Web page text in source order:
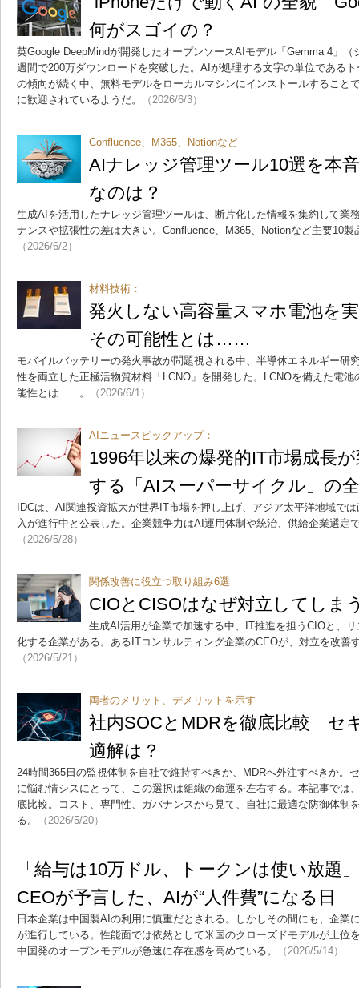
何がスゴイの？
英Google DeepMindが開発したオープンソースAIモデル「Gemma 4」
週間で200万ダウンロードを突破した。AIが処理する文字の単位である
の傾向が続く中、無料モデルをローカルマシンにインストールすること
に歓迎されているようだ。
（2026/6/3）
Confluence、M365、Notionなど
AIナレッジ管理ツール10選を本
なのは？
生成AIを活用したナレッジ管理ツールは、断片化した情報を集約して業
ナンスや拡張性の差は大きい。Confluence、M365、Notionなど主要10
（2026/6/2）
材料技術：
発火しない高容量スマホ電池を
その可能性とは……
モバイルバッテリーの発火事故が問題視される中、半導体エネルギー研
性を両立した正極活物質材料「LCNO」を開発した。LCNOを備えた電
能性とは……。
（2026/6/1）
AIニュースピックアップ：
1996年以来の爆発的IT市場成長
する「AIスーパーサイクル」の
IDCは、AI関連投資拡大が世界IT市場を押し上げ、アジア太平洋地域で
入が進行中と公表した。企業競争力はAI運用体制や統治、供給企業選定
（2026/5/28）
関係改善に役立つ取り組み6選
CIOとCISOはなぜ対立してしま
生成AI活用が企業で加速する中、IT推進を担うCIOと、
化する企業がある。あるITコンサルティング企業のCEOが、対立を改善
（2026/5/21）
両者のメリット、デメリットを示す
社内SOCとMDRを徹底比較 セ
適解は？
24時間365日の監視体制を自社で維持すべきか、MDRへ外注すべきか。
に悩む情シスにとって、この選択は組織の命運を左右する。本記事では
底比較。コスト、専門性、ガバナンスから見て、自社に最適な防御体制
る。
（2026/5/20）
「給与は10万ドル、トークンは使い放
CEOが予言した、AIが“人件費”になる日
日本企業は中国製AIの利用に慎重だとされる。しかしその間にも、企業
が進行している。性能面では依然として米国のクローズドモデルが上位
中国発のオープンモデルが急速に存在感を高めている。
（2026/5/14）